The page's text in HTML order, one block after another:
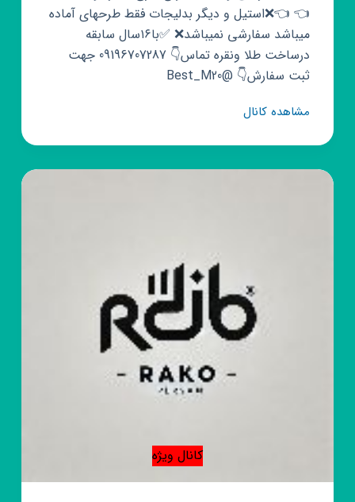
👈 👈❌استیل و دیگر بدلیجات فقط طرحهای آماده
میباشد سفارشی نمیباشد❌ ✅با۱۶سال سابقه
درساخت طلا ونقره تماس👇 09196707287 جهت
ثبت سفارش👇 @Best_M20
مشاهده کانالکانال
طلا
نقره
کانال ویژه